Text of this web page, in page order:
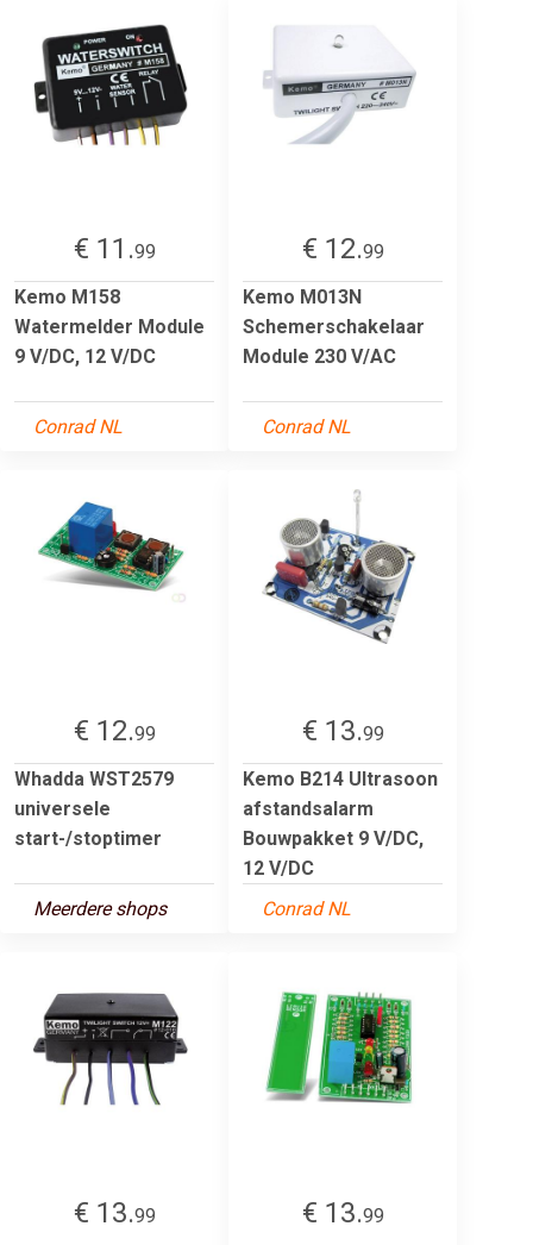
€ 11.99
Kemo M158
Watermelder Module
9 V/DC, 12 V/DC
Conrad NL
€ 12.99
Kemo M013N
Schemerschakelaar
Module 230 V/AC
Conrad NL
€ 12.99
Whadda WST2579
universele
start-/stoptimer
Meerdere shops
€ 13.99
Kemo B214 Ultrasoon
afstandsalarm
Bouwpakket 9 V/DC,
12 V/DC
Conrad NL
€ 13.99 € 13.99